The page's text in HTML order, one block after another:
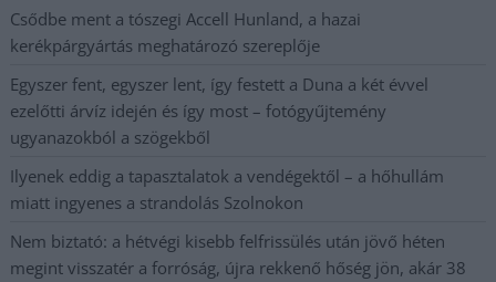
Csődbe ment a tószegi Accell Hunland, a hazai
kerékpárgyártás meghatározó szereplője
Egyszer fent, egyszer lent, így festett a Duna a két évvel
ezelőtti árvíz idején és így most – fotógyűjtemény
ugyanazokból a szögekből
Ilyenek eddig a tapasztalatok a vendégektől – a hőhullám
miatt ingyenes a strandolás Szolnokon
Nem biztató: a hétvégi kisebb felfrissülés után jövő héten
megint visszatér a forróság, újra rekkenő hőség jön, akár 38